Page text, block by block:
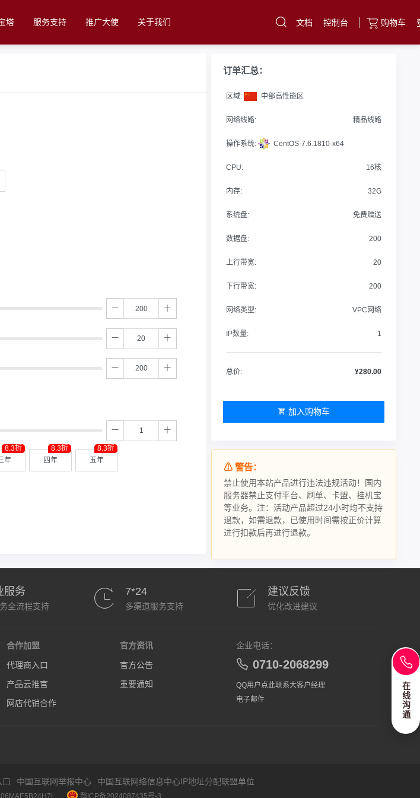
塔 服务支持 推广大使 关于我们 文档 控制台 购物车
年
8.3折
四年
8.3折
五年
8.3折
订单汇总：
区域: 中部高性能区
网络线路: 精品线路
操作系统: CentOS-7.6.1810-x64
CPU: 16核
内存: 32G
系统盘: 免费赠送
数据盘: 200
上行带宽: 20
下行带宽: 200
网络类型: VPC网络
IP数量: 1
总价: ¥280.00
加入购物车
⚠ 警告：
禁止使用本站产品进行违法违规活动！国内
服务器禁止支付平台、刷单、卡盟、挂机宝
等业务。注：活动产品超过24小时均不支持
退款，如需退款，已使用时间需按正价计算
进行扣款后再进行退款。
服务
全流程支持
7*24
多渠道服务支持
建议反馈
优化改进建议
合作加盟
代理商入口
产品云推官
网店代销合作
官方资讯
官方公告
重要通知
企业电话：
0710-2068299
QQ用户点此联系大客户经理
电子邮件
中国互联网举报中心 中国互联网络信息中心IP地址分配联盟单位
鄂ICP备2024087435号-3
在
线
沟
通